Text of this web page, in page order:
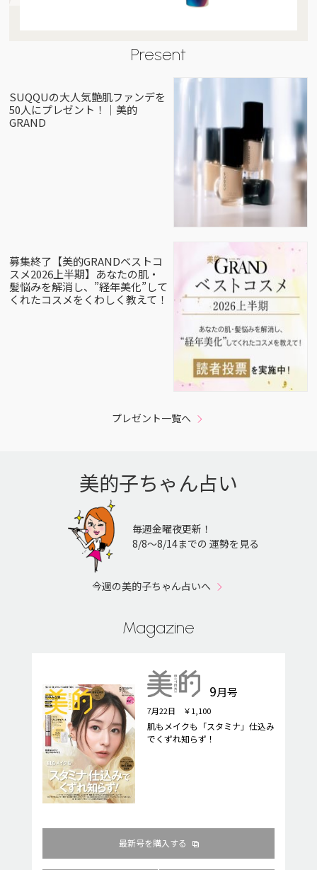
Present
SUQQUの大人気艶肌ファンデを
50人にプレゼント！｜美的
GRAND
募集終了【美的GRANDベストコ
スメ2026上半期】あなたの肌・
髪悩みを解消し、”経年美化”して
くれたコスメをくわしく教えて！
プレゼント一覧へ
美的子ちゃん占い
毎週金曜夜更新！
8/8〜8/14までの 運勢を見る
今週の美的子ちゃん占いへ
Magazine
9月号
7月22日 ￥1,100
肌もメイクも「スタミナ」仕込み
でくずれ知らず！
最新号を購入する